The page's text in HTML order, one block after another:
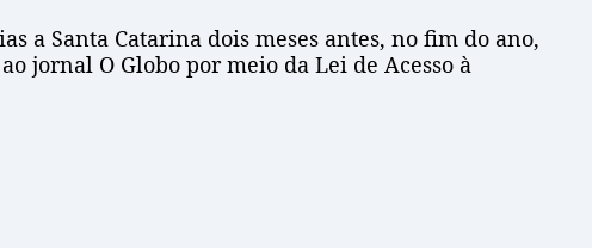
a Santa Catarina dois meses antes, no fim do ano,
jornal O Globo por meio da Lei de Acesso à